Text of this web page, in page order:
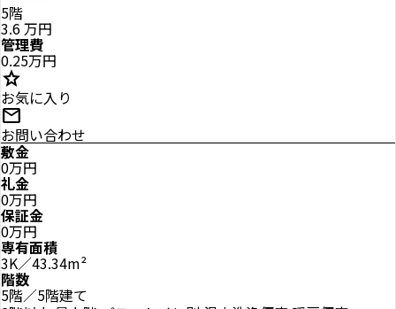
5階
3.6万円
管理費
0.25万円
star
お気に入り
mail
お問い合わせ
敷金
0万円
礼金
0万円
保証金
0万円
専有面積
3K／43.34m²
階数
5階／5階建て